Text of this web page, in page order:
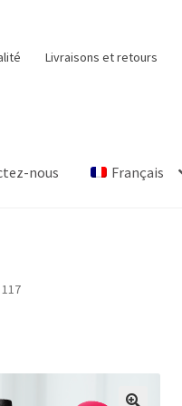
Livraisons et retours
nous Français